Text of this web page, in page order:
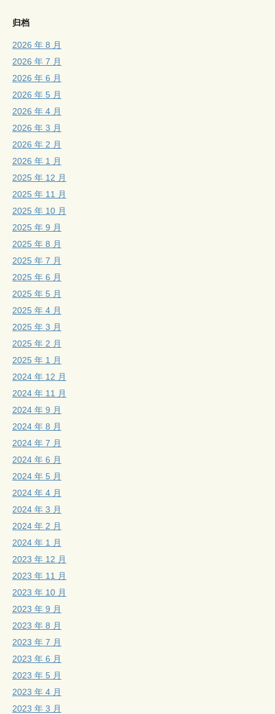
归档
2026 年 8 月
2026 年 7 月
2026 年 6 月
2026 年 5 月
2026 年 4 月
2026 年 3 月
2026 年 2 月
2026 年 1 月
2025 年 12 月
2025 年 11 月
2025 年 10 月
2025 年 9 月
2025 年 8 月
2025 年 7 月
2025 年 6 月
2025 年 5 月
2025 年 4 月
2025 年 3 月
2025 年 2 月
2025 年 1 月
2024 年 12 月
2024 年 11 月
2024 年 9 月
2024 年 8 月
2024 年 7 月
2024 年 6 月
2024 年 5 月
2024 年 4 月
2024 年 3 月
2024 年 2 月
2024 年 1 月
2023 年 12 月
2023 年 11 月
2023 年 10 月
2023 年 9 月
2023 年 8 月
2023 年 7 月
2023 年 6 月
2023 年 5 月
2023 年 4 月
2023 年 3 月